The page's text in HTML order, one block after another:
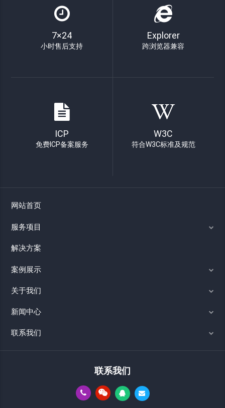
7×24
小时售后支持
Explorer
跨浏览器兼容
ICP
免费ICP备案服务
W3C
符合W3C标准及规范
网站首页
服务项目
解决方案
案例展示
关于我们
新闻中心
联系我们
联系我们